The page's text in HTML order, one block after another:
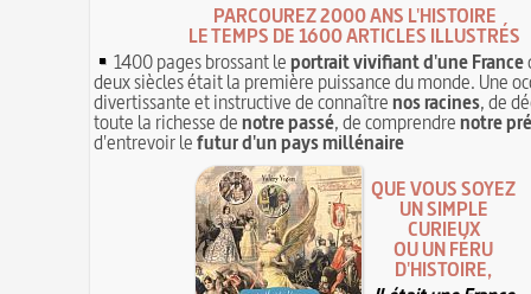
PARCOUREZ 2000 ANS L'HISTOIRE
LE TEMPS DE 1600 ARTICLES ILLUSTRÉS
1400 pages brossant leportrait vivifiant d'une France
deux siècles était la première puissance du monde. Une
divertissante et instructive de connaîtrenos racines, de
toute la richesse denotre passé, de comprendrenotre
d'entrevoir lefutur d'un pays millénaire
QUE VOUS SOYEZ
UN SIMPLE
CURIEUX
OU UN FÉRU
D'HISTOIRE,